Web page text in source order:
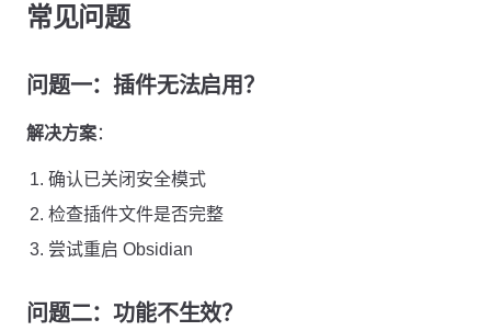
常见问题
问题一：插件无法启用？
解决方案：
确认已关闭安全模式
检查插件文件是否完整
尝试重启 Obsidian
问题二：功能不生效？